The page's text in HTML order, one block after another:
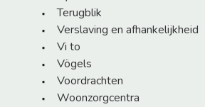
Terugblik
Verslaving en afhankelijkheid
Vi to
Vögels
Voordrachten
Woonzorgcentra